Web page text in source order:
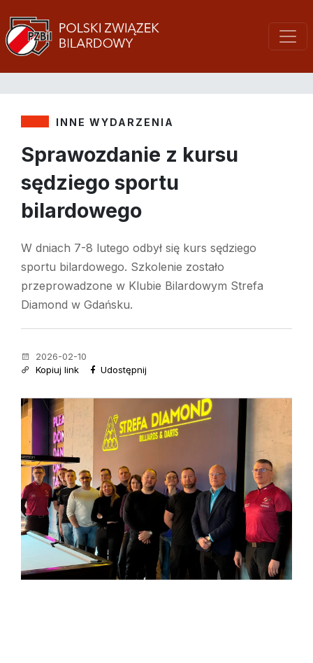
INNE WYDARZENIA
Sprawozdanie z kursu
sędziego sportu
bilardowego
W dniach 7-8 lutego odbył się kurs sędziego
sportu bilardowego. Szkolenie zostało
przeprowadzone w Klubie Bilardowym Strefa
Diamond w Gdańsku.
2026-02-10
Kopiuj link
Udostępnij